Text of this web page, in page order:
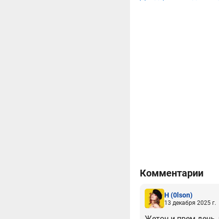
Комментарии
H (0lson)
13 декабря 2025 г.